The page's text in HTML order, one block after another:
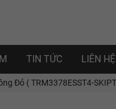
TIN TỨC LIÊN HỆ
Đỏ ( TRM3378ESST4-